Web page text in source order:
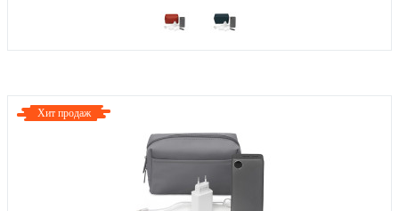
Хит продаж